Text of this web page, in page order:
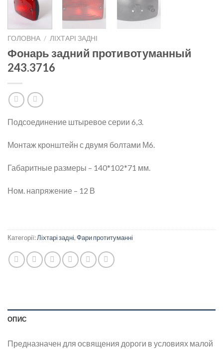
ГОЛОВНА / ЛІХТАРІ ЗАДНІ
Фонарь задний противотуманный
243.3716
Подсоединение штыревое серии 6,3.
Монтаж кронштейн с двумя болтами М6.
Габаритные размеры – 140*102*71 мм.
Ном. напряжение – 12 В
Категорії:Ліхтарі задні,Фари протитуманні
ОПИС
Предназначен для освящения дороги в условиях малой